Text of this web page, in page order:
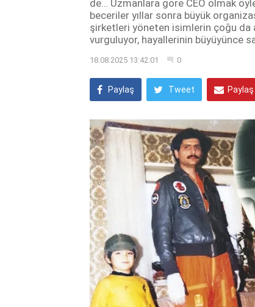
de… Uzmanlara göre CEO olmak
beceriler yıllar sonra büyük
şirketleri yöneten isimlerin çoğu da
vurguluyor, hayallerinin büyüyünce
18.08.2025 13:42:01 0
Paylaş Tweet Paylaş